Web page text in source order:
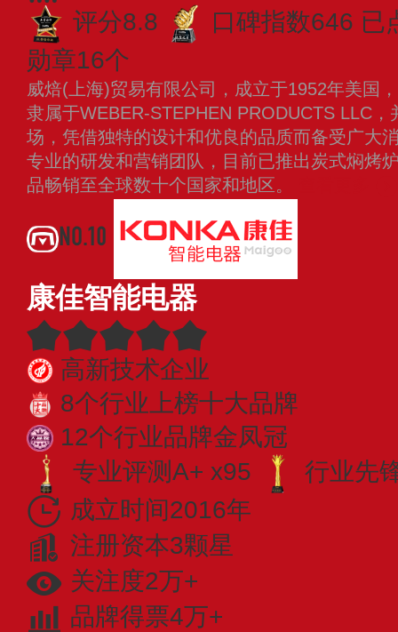
评分8.8
口碑指数646 已
勋章16个
威焙(上海)贸易有限公司，成立于1952年美国
隶属于WEBER-STEPHEN PRODUCTS LLC
场，凭借独特的设计和优良的品质而备受广大
专业的研发和营销团队，目前已推出炭式焖烤
品畅销至全球数十个国家和地区。
NO.10
康佳智能电器
高新技术企业
8个行业上榜十大品牌
12个行业品牌金凤冠
专业评测A+ x95
行业先
成立时间2016年
注册资本3颗星
关注度2万+
品牌得票4万+